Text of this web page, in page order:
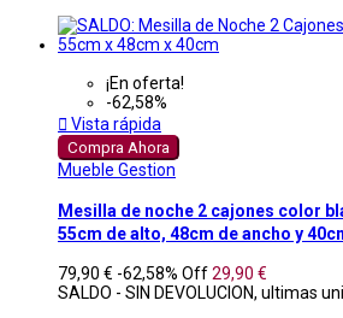
¡En oferta!
-62,58%
 Vista rápida
Compra Ahora
Mueble Gestion
Mesilla de noche 2 cajones color
55cm de alto, 48cm de ancho y
79,90 € -62,58% Off29,90 €
SALDO - SIN DEVOLUCION, ultimas